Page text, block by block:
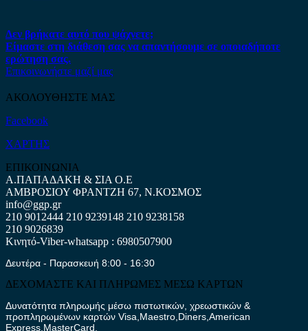
Δεν βρήκατε αυτό που ψάχνετε;
Είμαστε στη διάθεση σας να απαντήσουμε σε οποιαδήποτε
ερώτηση σας.
Επικοινωνήστε μαζί μας
ΑΚΟΛΟΥΘΗΣΤΕ ΜΑΣ
Facebook
ΧΑΡΤΗΣ
ΕΠΙΚΟΙΝΩΝΙΑ
Α.ΠΑΠΑΔΑΚΗ & ΣΙΑ Ο.Ε
ΑΜΒΡΟΣΙΟΥ ΦΡΑΝΤΖΗ 67, Ν.ΚΟΣΜΟΣ
info@ggp.gr
210 9012444 210 9239148 210 9238158
210 9026839
Κινητό-Viber-whatsapp : 6980507900
Δευτέρα - Παρασκευή 8:00 - 16:30
ΔΕΧΟΜΑΣΤΕ ΚΑΙ ΠΛΗΡΩΜΕΣ ΜΕΣΩ ΚΑΡΤΩΝ
Δυνατότητα πληρωμής μέσω πιστωτικών, χρεωστικών &
προπληρωμένων καρτών Visa,Maestro,Diners,American
Express,MasterCard.